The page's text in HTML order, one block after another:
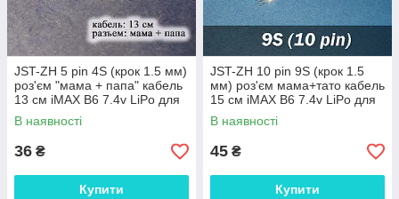
JST-ZH 5 pin 4S (крок 1.5 мм)
роз'єм "мама + папа" кабель
13 см iMAX B6 7.4v LiPo для
балансування
В наявності
36 ₴
Купити
JST-ZH 10 pin 9S (крок 1.5
мм) роз'єм мама+тато кабель
15 см iMAX B6 7.4v LiPo для
балансування
В наявності
45 ₴
Купити